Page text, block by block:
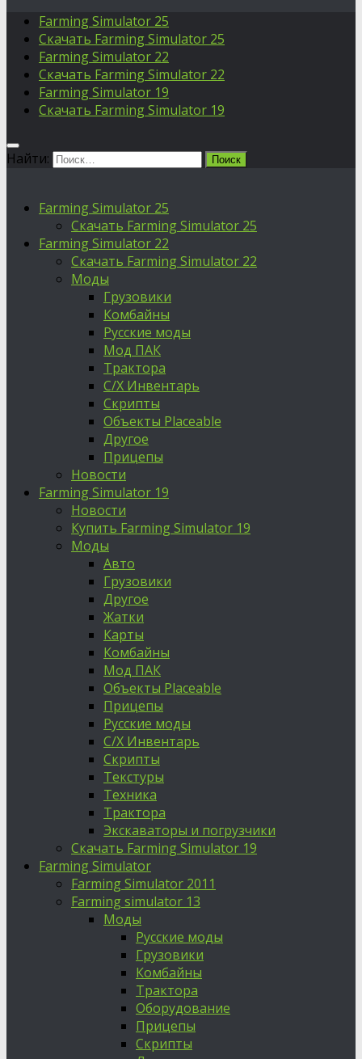
Farming Simulator 25
Скачать Farming Simulator 25
Farming Simulator 22
Скачать Farming Simulator 22
Farming Simulator 19
Скачать Farming Simulator 19
Найти:
Farming Simulator 25
Скачать Farming Simulator 25
Farming Simulator 22
Скачать Farming Simulator 22
Моды
Грузовики
Комбайны
Русские моды
Мод ПАК
Трактора
С/Х Инвентарь
Скрипты
Объекты Placeable
Другое
Прицепы
Новости
Farming Simulator 19
Новости
Купить Farming Simulator 19
Моды
Авто
Грузовики
Другое
Жатки
Карты
Комбайны
Мод ПАК
Объекты Placeable
Прицепы
Русские моды
С/Х Инвентарь
Скрипты
Текстуры
Техника
Трактора
Экскаваторы и погрузчики
Скачать Farming Simulator 19
Farming Simulator
Farming Simulator 2011
Farming simulator 13
Моды
Русские моды
Грузовики
Комбайны
Трактора
Оборудование
Прицепы
Скрипты